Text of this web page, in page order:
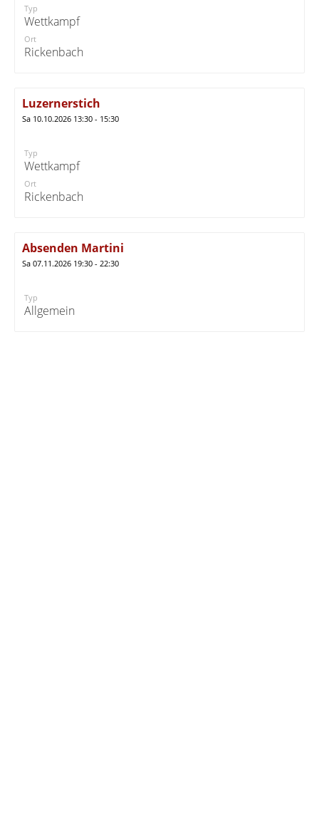
Typ
Wettkampf
Ort
Rickenbach
Luzernerstich
Sa 10.10.2026 13:30 - 15:30
Typ
Wettkampf
Ort
Rickenbach
Absenden Martini
Sa 07.11.2026 19:30 - 22:30
Typ
Allgemein